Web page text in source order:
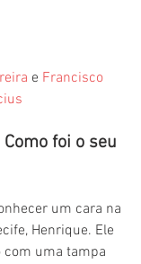
e Francisco
foi o seu
um cara na
Henrique. Ele
com uma tampa